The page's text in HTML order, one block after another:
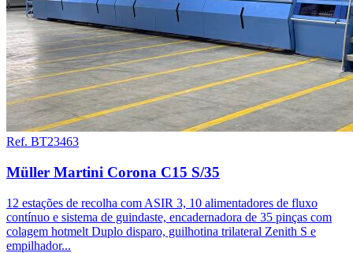
Ref. BT23463
Müller Martini Corona C15 S/35
12 estações de recolha com ASIR 3, 10 alimentadores de fluxo
contínuo e sistema de guindaste, encadernadora de 35 pinças com
colagem hotmelt Duplo disparo, guilhotina trilateral Zenith S e
empilhador...